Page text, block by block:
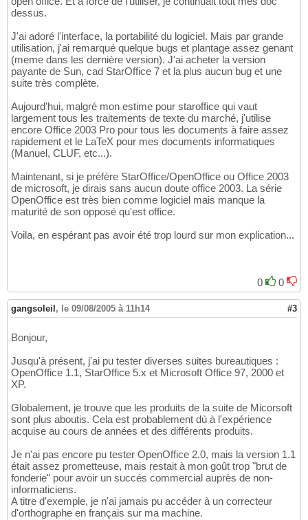
dessus.
J'ai adoré l'interface, la portabilité du logiciel. Mais par grande
utilisation, j'ai remarqué quelque bugs et plantage assez genant
(meme dans les dernière version). J'ai acheter la version
payante de Sun, cad StarOffice 7 et la plus aucun bug et une
suite très complète.
Aujourd'hui, malgré mon estime pour staroffice qui vaut
largement tous les traitements de texte du marché, j'utilise
encore Office 2003 Pro pour tous les documents à faire assez
rapidement et le LaTeX pour mes documents informatiques
(Manuel, CLUF, etc...).
Maintenant, si je préfère StarOffice/OpenOffice ou Office 2003
de microsoft, je dirais sans aucun doute office 2003. La série
OpenOffice est très bien comme logiciel mais manque la
maturité de son opposé qu'est office.
Voila, en espérant pas avoir été trop lourd sur mon explication...
0 0
gangsoleil , le 09/08/2005 à 11h14 #3
Bonjour,
Jusqu'à présent, j'ai pu tester diverses suites bureautiques :
OpenOffice 1.1, StarOffice 5.x et Microsoft Office 97, 2000 et
XP.
Globalement, je trouve que les produits de la suite de Micorsoft
sont plus aboutis. Cela est probablement dù à l'expérience
acquise au cours de années et des différents produits.
Je n'ai pas encore pu tester OpenOffice 2.0, mais la version 1.1
était assez prometteuse, mais restait à mon goût trop "brut de
fonderie" pour avoir un succés commercial auprès de non-
informaticiens.
A titre d'exemple, je n'ai jamais pu accéder à un correcteur
d'orthographe en français sur ma machine.